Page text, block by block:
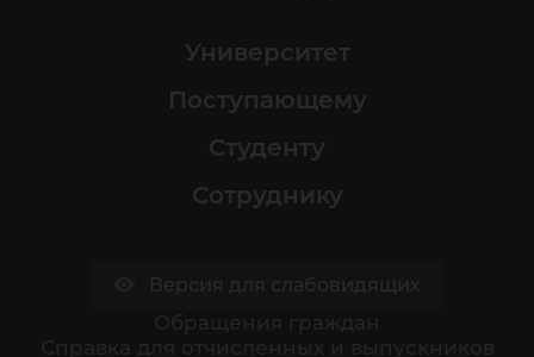
Университет
Поступающему
Студенту
Сотруднику